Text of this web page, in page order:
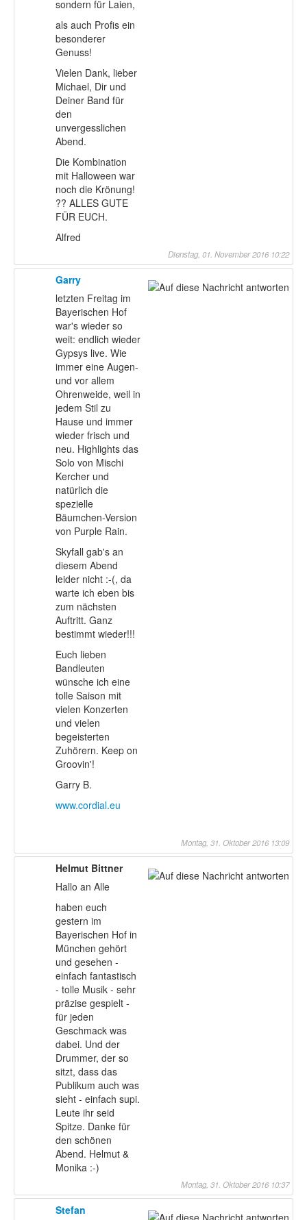
sondern für Laien,
als auch Profis ein
besonderer
Genuss!
Vielen Dank, lieber
Michael, Dir und
Deiner Band für
den
unvergesslichen
Abend.
Die Kombination
mit Halloween war
noch die Krönung!
?? ALLES GUTE
FÜR EUCH.
Alfred
Dienstag, 01. November 2016 10:22
Garry
letzten Freitag im
Bayerischen Hof
war's wieder so
weit: endlich wieder
Gypsys live. Wie
immer eine Augen-
und vor allem
Ohrenweide, weil in
jedem Stil zu
Hause und immer
wieder frisch und
neu. Highlights das
Solo von Mischi
Kercher und
natürlich die
spezielle
Bäumchen-Version
von Purple Rain.
Skyfall gab's an
diesem Abend
leider nicht :-(, da
warte ich eben bis
zum nächsten
Auftritt. Ganz
bestimmt wieder!!!
Euch lieben
Bandleuten
wünsche ich eine
tolle Saison mit
vielen Konzerten
und vielen
begeisterten
Zuhörern. Keep on
Groovin'!
Garry B.
www.cordial.eu
Montag, 31. Oktober 2016 13:09
Helmut Bittner
Hallo an Alle
haben euch
gestern im
Bayerischen Hof in
München gehört
und gesehen -
einfach fantastisch
- tolle Musik - sehr
präzise gespielt -
für jeden
Geschmack was
dabei. Und der
Drummer, der so
sitzt, dass das
Publikum auch was
sieht - einfach supi.
Leute ihr seid
Spitze. Danke für
den schönen
Abend. Helmut &
Monika :-)
Montag, 31. Oktober 2016 10:37
Stefan